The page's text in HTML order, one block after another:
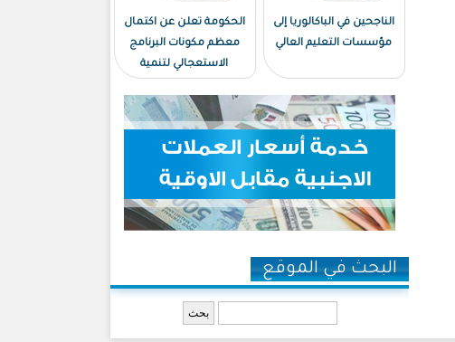
الناجحين في الباكالوريا إلى
مؤسسات التعليم العالي
الحكومة تعلن عن اكتمال
معظم مكونات البرنامج
الاستعجالي لتنمية
البحث في الموقع